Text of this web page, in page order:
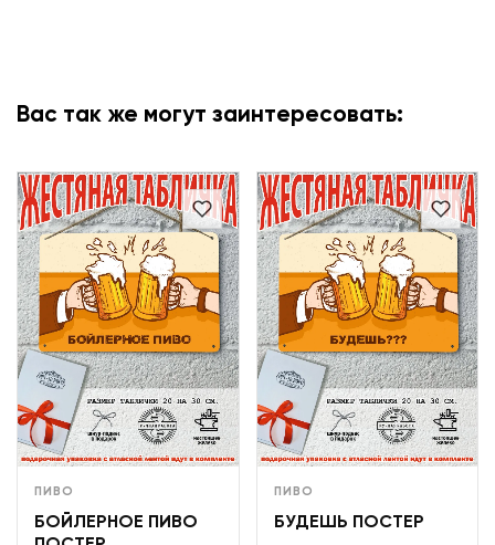
Вас так же могут заинтересовать:
ПИВО
БОЙЛЕРНОЕ ПИВО
ПИВО
БУДЕШЬ ПОСТЕР